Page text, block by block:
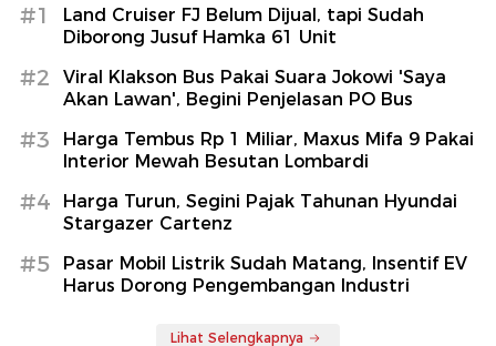
#1
Land Cruiser FJ Belum Dijual, tapi Sudah
Diborong Jusuf Hamka 61 Unit
#2
Viral Klakson Bus Pakai Suara Jokowi 'Saya
Akan Lawan', Begini Penjelasan PO Bus
#3
Harga Tembus Rp 1 Miliar, Maxus Mifa 9 Pakai
Interior Mewah Besutan Lombardi
#4
Harga Turun, Segini Pajak Tahunan Hyundai
Stargazer Cartenz
#5
Pasar Mobil Listrik Sudah Matang, Insentif EV
Harus Dorong Pengembangan Industri
Lihat Selengkapnya